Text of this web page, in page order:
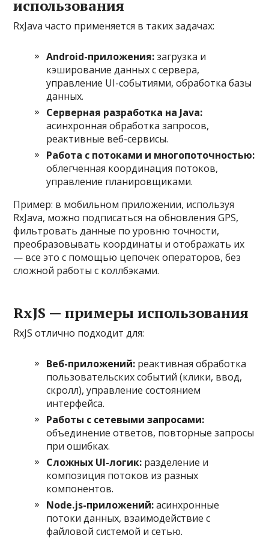
использования
RxJava часто применяется в таких задачах:
Android-приложения:загрузка и
кэширование данных с сервера,
управление UI-событиями, обработка базы
данных.
Серверная разработка на Java:
асинхронная обработка запросов,
реактивные веб-сервисы.
Работа с потоками и многопоточностью:
облегченная координация потоков,
управление планировщиками.
Пример: в мобильном приложении, используя
RxJava, можно подписаться на обновления GPS,
фильтровать данные по уровню точности,
преобразовывать координаты и отображать их
— все это с помощью цепочек операторов, без
сложной работы с коллбэками.
RxJS — примеры использования
RxJS отлично подходит для:
Веб-приложений: реактивная обработка
пользовательских событий (клики, ввод,
скролл), управление состоянием
интерфейса.
Работы с сетевыми запросами:
объединение ответов, повторные запросы
при ошибках.
Сложных UI-логик: разделение и
композиция потоков из разных
компонентов.
Node.js-приложений:асинхронные
потоки данных, взаимодействие с
файловой системой и сетью.